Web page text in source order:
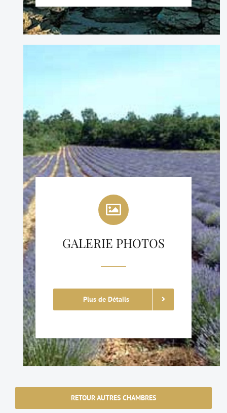
GALERIE PHOTOS
Plus de Détails
RETOUR AUTRES CHAMBRES